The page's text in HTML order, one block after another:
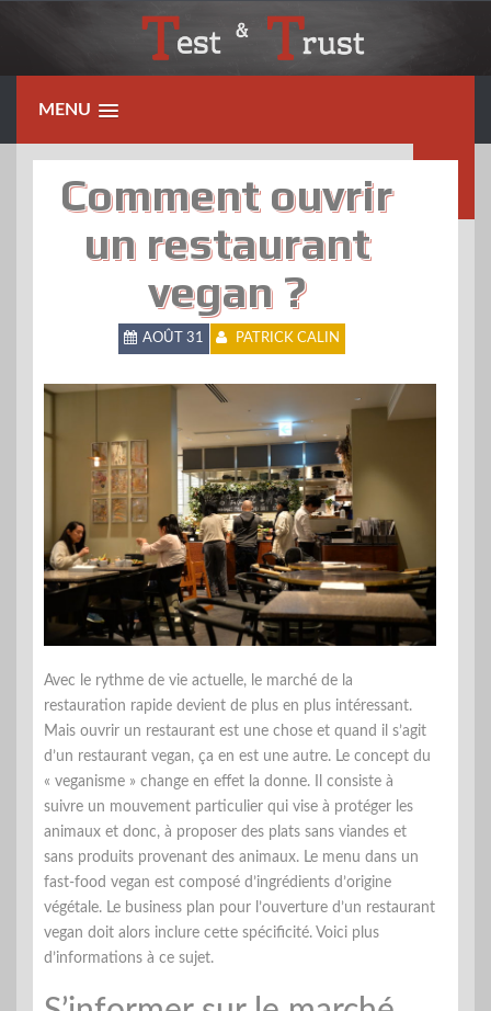
MENU
Comment ouvrir
un restaurant
vegan ?
AOÛT 31 PATRICK CALIN
Avec le rythme de vie actuelle, le marché de la
restauration rapide devient de plus en plus intéressant.
Mais ouvrir un restaurant est une chose et quand il s’agit
d’un restaurant vegan, ça en est une autre. Le concept du
« veganisme » change en effet la donne. Il consiste à
suivre un mouvement particulier qui vise à protéger les
animaux et donc, à proposer des plats sans viandes et
sans produits provenant des animaux. Le menu dans un
fast-food vegan est composé d’ingrédients d’origine
végétale. Le business plan pour l’ouverture d’un restaurant
vegan doit alors inclure cette spécificité. Voici plus
d’informations à ce sujet.